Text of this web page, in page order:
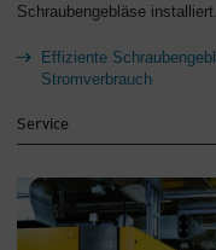
Schraubengebläse installiert.
Effiziente
Stromverbrauch
Service